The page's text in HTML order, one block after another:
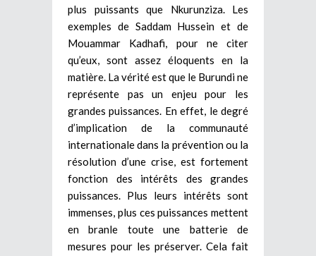
plus puissants que Nkurunziza. Les
exemples de Saddam Hussein et de
Mouammar Kadhafi, pour ne citer
qu’eux, sont assez éloquents en la
matière. La vérité est que le Burundi ne
représente pas un enjeu pour les
grandes puissances. En effet, le degré
d’implication de la communauté
internationale dans la prévention ou la
résolution d’une crise, est fortement
fonction des intérêts des grandes
puissances. Plus leurs intérêts sont
immenses, plus ces puissances mettent
en branle toute une batterie de
mesures pour les préserver. Cela fait